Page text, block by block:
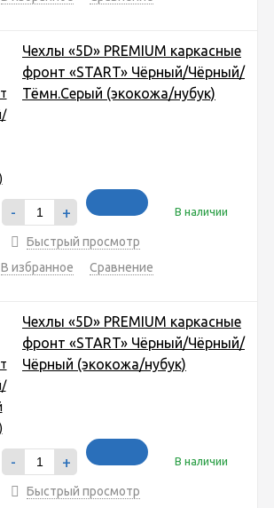
Чехлы «5D» PREMIUM каркасные
фронт «START» Чёрный/Чёрный/
Тёмн.Серый (экокожа/нубук)
- + В наличии
Быстрый просмотр
В избранное
Сравнение
Чехлы «5D» PREMIUM каркасные
фронт «START» Чёрный/Чёрный/
Чёрный (экокожа/нубук)
- + В наличии
Быстрый просмотр